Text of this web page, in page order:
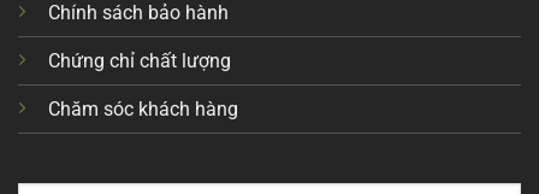
Chính sách bảo hành
Chứng chỉ chất lượng
Chăm sóc khách hàng